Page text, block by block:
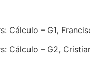
Cálculo – G1,
Cálculo – G2,